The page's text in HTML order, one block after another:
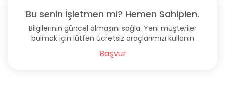
Bu senin İşletmen mi? Hemen Sahiplen.
Bilgilerinin güncel olmasını sağla. Yeni müşteriler
bulmak için lütfen ücretsiz araçlarımızı kullanın
Başvur